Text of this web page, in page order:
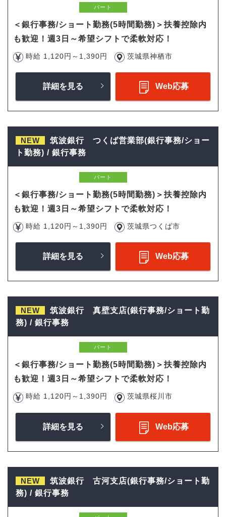
パート
＜銀行事務/ショート勤務(5時間勤務)＞扶養控除内
も歓迎！週3日～希望シフトで柔軟対応！
時給 1,120円～1,390円 茨城県神栖市
詳細を見る Web応募
NEW
筑波銀行 つくば営業部(銀行事務/ショー
ト勤務) / 銀行事務
パート
＜銀行事務/ショート勤務(5時間勤務)＞扶養控除内
も歓迎！週3日～希望シフトで柔軟対応！
時給 1,120円～1,390円 茨城県つくば市
詳細を見る Web応募
NEW
筑波銀行 真壁支店(銀行事務/ショート勤
務) / 銀行事務
パート
＜銀行事務/ショート勤務(5時間勤務)＞扶養控除内
も歓迎！週3日～希望シフトで柔軟対応！
時給 1,120円～1,390円 茨城県桜川市
詳細を見る Web応募
NEW
筑波銀行 古河支店(銀行事務/ショート勤
務) / 銀行事務